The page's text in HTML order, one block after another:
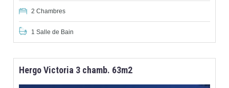
2 Chambres
1 Salle de Bain
Hergo Victoria 3 chamb. 63m2